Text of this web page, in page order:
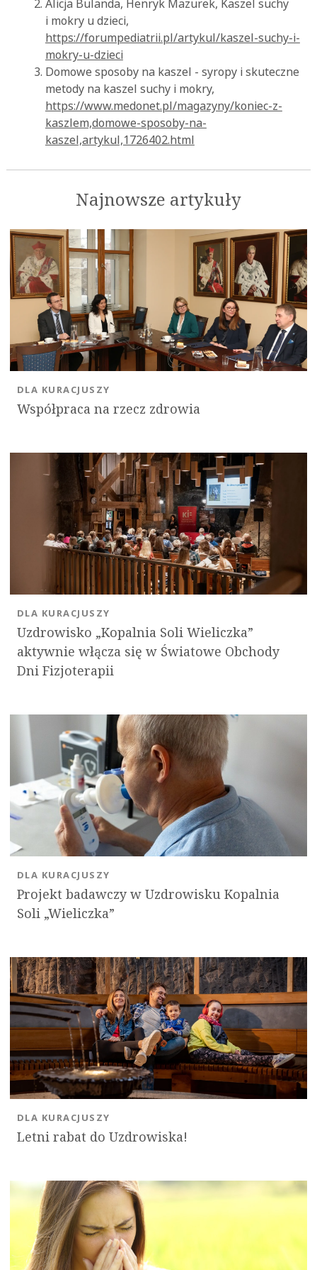
i mokry u dzieci,
https://forumpediatrii.pl/artykul/kaszel-suchy-i-
mokry-u-dzieci
Domowe sposoby na kaszel - syropy i skuteczne
metody na kaszel suchy i mokry,
https://www.medonet.pl/magazyny/koniec-z-
kaszlem,domowe-sposoby-na-
kaszel,artykul,1726402.html
Najnowsze artykuły
Współpraca na rzecz zdrowia
DLA KURACJUSZY
Uzdrowisko „Kopalnia Soli Wieliczka”
aktywnie włącza się w Światowe Obchody
Dni Fizjoterapii
DLA KURACJUSZY
Projekt badawczy w Uzdrowisku Kopalnia
Soli „Wieliczka”
DLA KURACJUSZY
Letni rabat do Uzdrowiska!
DLA KURACJUSZY